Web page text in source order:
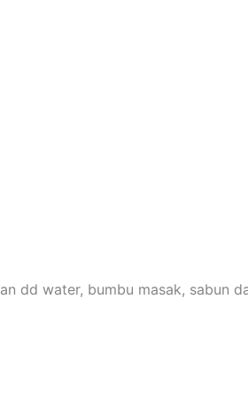
dd water, bumbu masak, sabun